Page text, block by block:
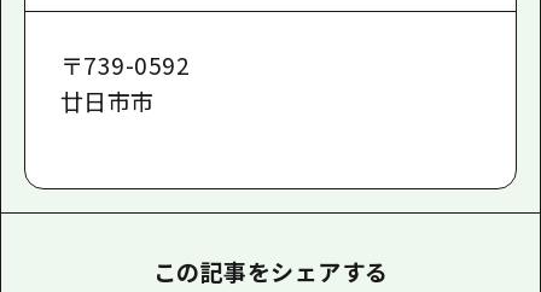
〒739-0592
廿日市市
この記事をシェアする